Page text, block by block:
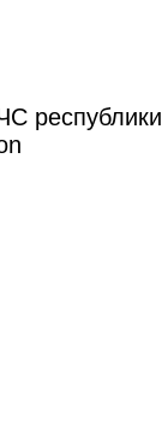
республики